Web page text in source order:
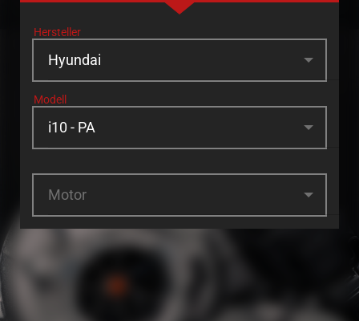
Hersteller
Modell
Motor